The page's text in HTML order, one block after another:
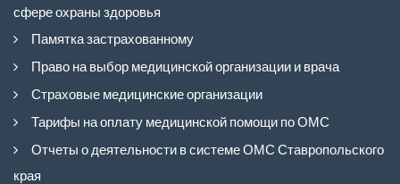
сфере охраны здоровья
Памятка застрахованному
Право на выбор медицинской организации и врача
Страховые медицинские организации
Тарифы на оплату медицинской помощи по ОМС
Отчеты о деятельности в системе ОМС Ставропольского
края